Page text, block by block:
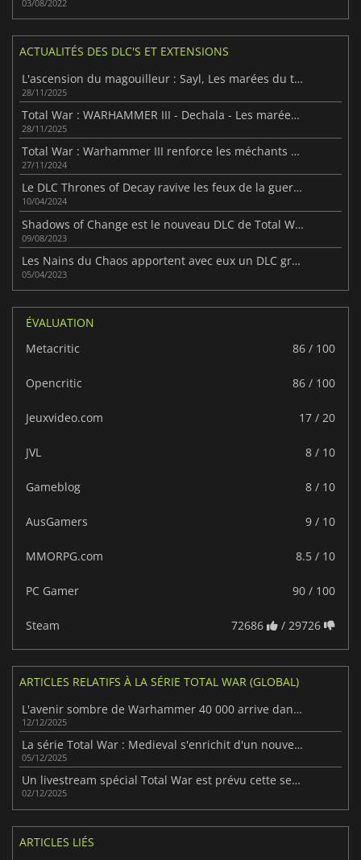
03/08/2022
ACTUALITÉS DES DLC'S ET EXTENSIONS
L'ascension du magouilleur : Sayl, Les marées du tourment
28/11/2025
Total War : WARHAMMER III - Dechala - Les marées du tourment
28/11/2025
Total War : Warhammer III renforce les méchants avec Omens of Destruction
27/11/2024
Le DLC Thrones of Decay ravive les feux de la guerre dans Total War : Warhammer III
10/04/2024
Shadows of Change est le nouveau DLC de Total War : Warhammer III
09/08/2023
Les Nains du Chaos apportent avec eux un DLC gratuit
05/04/2023
ÉVALUATION
Metacritic
86 / 100
Opencritic 86 / 100
Jeuxvideo.com 17 / 20
JVL 8 / 10
Gameblog 8 / 10
AusGamers 9 / 10
MMORPG.com 8.5 / 10
PC Gamer 90 / 100
Steam 72686 / 29726
ARTICLES RELATIFS À LA SÉRIE TOTAL WAR (GLOBAL)
L'avenir sombre de Warhammer 40 000 arrive dans la série Total War
12/12/2025
La série Total War : Medieval s'enrichit d'un nouveau volet
05/12/2025
Un livestream spécial Total War est prévu cette semaine
02/12/2025
ARTICLES LIÉS